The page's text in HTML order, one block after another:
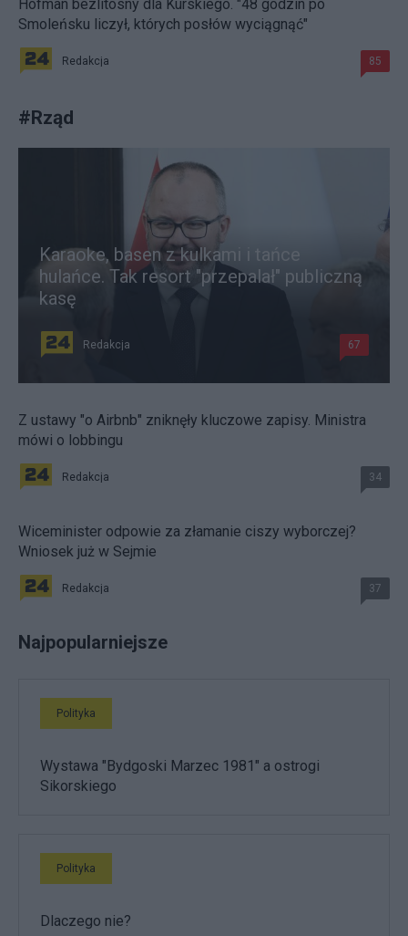
Hofman bezlitosny dla Kurskiego. "48 godzin po
Smoleńsku liczył, których posłów wyciągnąć"
Redakcja 85
#Rząd
Karaoke, basen z kulkami i tańce
hulańce. Tak resort "przepalał" publiczną
kasę
Redakcja 67
Z ustawy "o Airbnb" zniknęły kluczowe zapisy. Ministra
mówi o lobbingu
Redakcja 34
Wiceminister odpowie za złamanie ciszy wyborczej?
Wniosek już w Sejmie
Redakcja 37
Najpopularniejsze
Polityka
Wystawa "Bydgoski Marzec 1981" a ostrogi
Sikorskiego
Polityka
Dlaczego nie?